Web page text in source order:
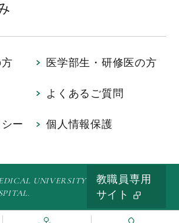
医学部生・研修医の方
よくあるご質問
ー 個人情報保護
UNIVERSITY
教職員専用
サイト